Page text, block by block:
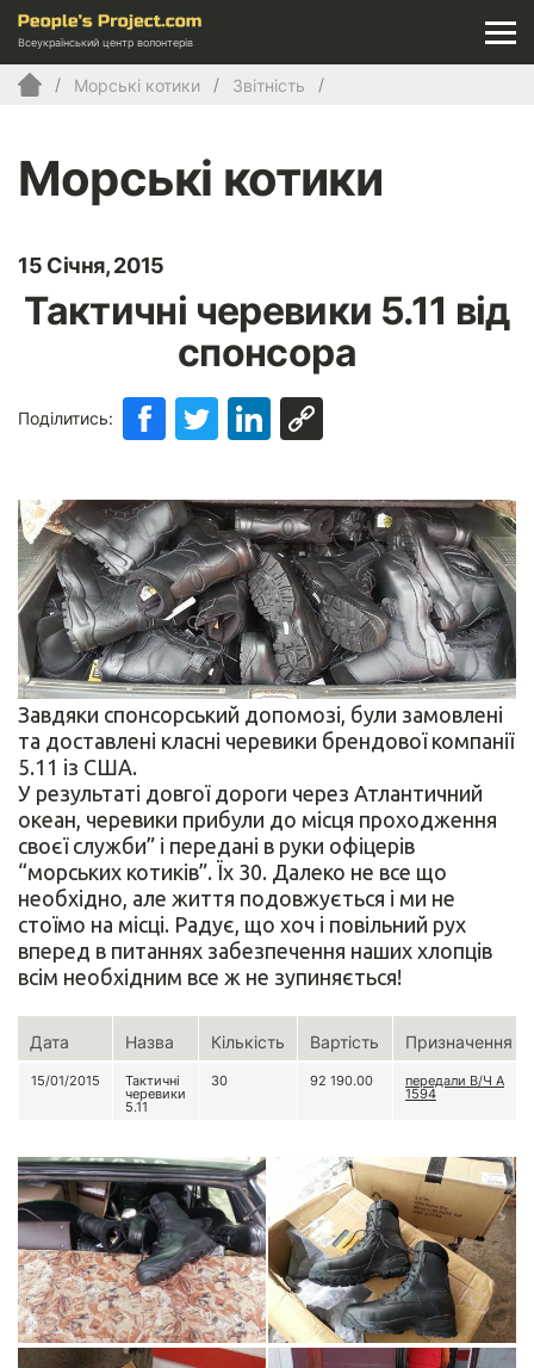
Всеукраїнський центр волонтерів
Морські котики Звітність
Морські котики
15 Січня, 2015
Тактичні черевики 5.11 від
спонсора
Поділитись:
Завдяки спонсорський допомозі, були замовлені
та доставлені класні черевики брендової компанії
5.11 із США.
У результаті довгої дороги через Атлантичний
океан, черевики прибули до місця проходження
своєї служби” і передані в руки офіцерів
“морських котиків”. Їх 30. Далеко не все що
необхідно, але життя подовжується і ми не
стоїмо на місці. Радує, що хоч і повільний рух
вперед в питаннях забезпечення наших хлопців
всім необхідним все ж не зупиняється!
Дата Назва Кількість Вартість Призначення
15/01/2015 Тактичні
черевики
5.11
30 92 190.00 передали В/Ч А
1594